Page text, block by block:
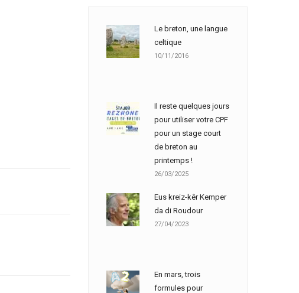
Le breton, une langue
celtique
10/11/2016
Il reste quelques jours
pour utiliser votre CPF
pour un stage court
de breton au
printemps !
26/03/2025
Eus kreiz-kêr Kemper
da di Roudour
27/04/2023
En mars, trois
formules pour